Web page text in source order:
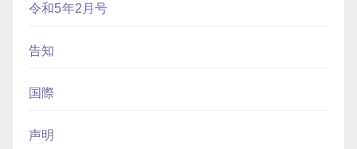
令和5年2月号
告知
国際
声明